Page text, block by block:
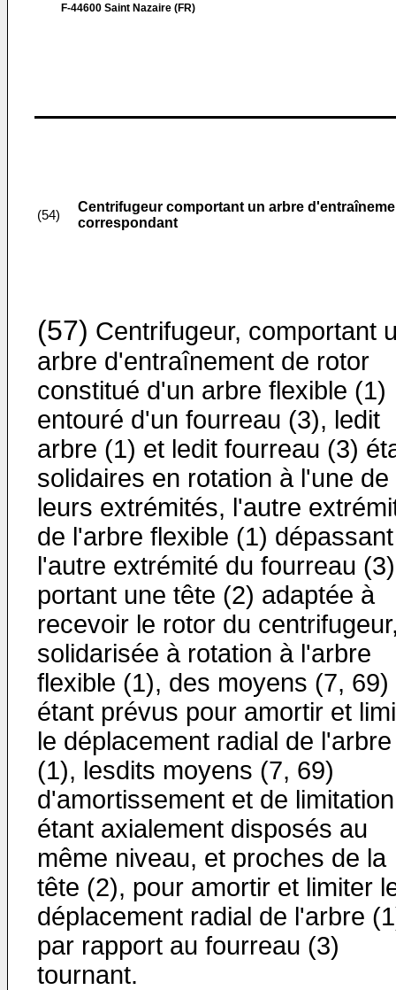
F-44600 Saint Nazaire (FR)
(54)
Centrifugeur comportant un arbre
correspondant
(57) Centrifugeur, comportant
arbre d'entraînement de rotor
constitué d'un arbre flexible (1)
entouré d'un fourreau (3), ledit
arbre (1) et ledit fourreau (3)
solidaires en rotation à l'une de
leurs extrémités, l'autre
de l'arbre flexible (1)
l'autre extrémité du fourreau
portant une tête (2) adaptée à
recevoir le rotor du
solidarisée à rotation à l'arbre
flexible (1), des moyens (7, 69)
étant prévus pour amortir et
le déplacement radial de l'arbre
(1), lesdits moyens (7, 69)
d'amortissement et de limitation
étant axialement disposés au
même niveau, et proches de la
tête (2), pour amortir et limiter
déplacement radial de l'arbre
par rapport au fourreau (3)
tournant.